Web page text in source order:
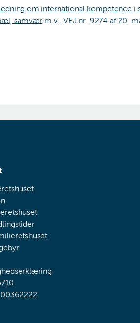
om international kompetence
samvær m.v., VEJ nr. 9274 af 20.